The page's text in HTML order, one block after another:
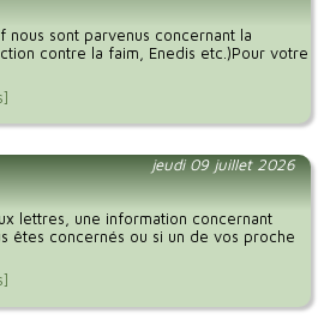
nous sont parvenus concernant la
contre la faim, Enedis etc.)Pour votre
jeudi 09 juillet 2026
lettres, une information concernant
êtes concernés ou si un de vos proche